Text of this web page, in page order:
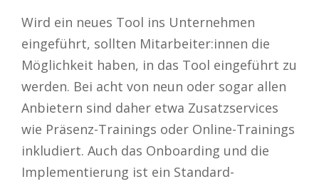
Wird ein neues Tool ins Unternehmen
eingeführt, sollten Mitarbeiter:innen die
Möglichkeit haben, in das Tool eingeführt zu
werden. Bei acht von neun oder sogar allen
Anbietern sind daher etwa Zusatzservices
wie Präsenz-Trainings oder Online-Trainings
inkludiert. Auch das Onboarding und die
Implementierung ist ein Standard-